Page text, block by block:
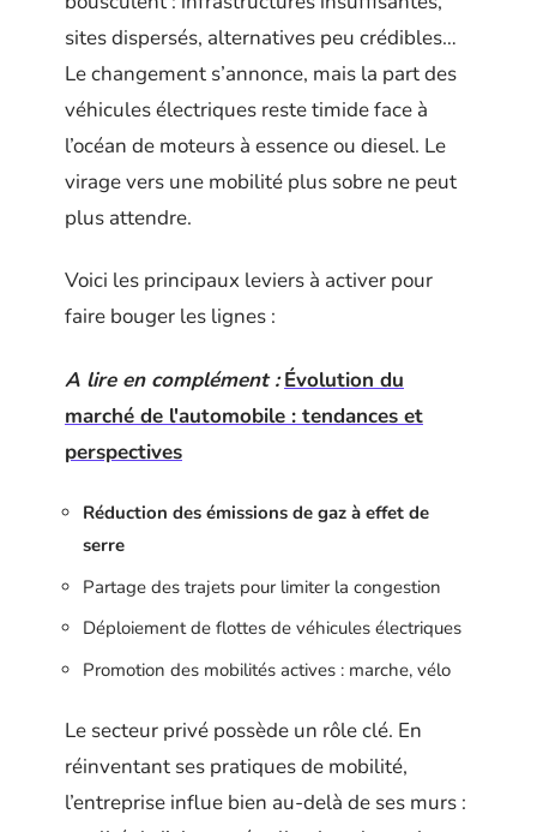
sites dispersés, alternatives peu crédibles…
Le changement s’annonce, mais la part des
véhicules électriques reste timide face à
l’océan de moteurs à essence ou diesel. Le
virage vers une mobilité plus sobre ne peut
plus attendre.
Voici les principaux leviers à activer pour
faire bouger les lignes :
A lire en complément : Évolution du
marché de l'automobile : tendances et
perspectives
Réduction des émissions de gaz à effet de
serre
Partage des trajets pour limiter la congestion
Déploiement de flottes de véhicules électriques
Promotion des mobilités actives : marche, vélo
Le secteur privé possède un rôle clé. En
réinventant ses pratiques de mobilité,
l’entreprise influe bien au-delà de ses murs :